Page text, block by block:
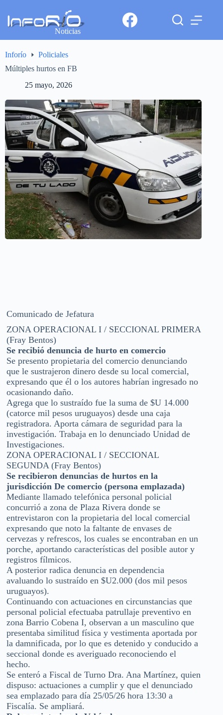
Noticias
Inforío
Policiales
Múltiples hurtos en FB
25 mayo, 2026
Comunicado de Jefatura
ZONA OPERACIONAL I / SECCIONAL PRIMERA
(Fray Bentos)
Se recibió denuncia de hurto en comercio
Se presento propietaria del comercio denunciando
que le sustrajeron dinero desde su local comercial,
expresando que él o los autores habrían ingresado no
ocasionando daño.
Agrega que lo sustraído fue la suma de $U 14.000
(catorce mil pesos uruguayos) desde una caja
registradora. Aporta cámara de seguridad para la
investigación. Trabaja en lo denunciado Unidad de
Investigaciones.
ZONA OPERACIONAL I / SECCIONAL
SEGUNDA (Fray Bentos)
Se recibieron denuncias de hurtos en la
jurisdicción De comercio (persona emplazada)
Mediante llamado telefónica personal policial
concurrió a zona de Plaza Rivera donde se
entrevistaron con la propietaria del local comercial
expresando que noto la faltante de envases de
cervezas y refrescos, los cuales se encontraban en un
porche, aportando características del posible autor y
registros fílmicos.
A posterior radica denuncia en dependencia
avaluando lo sustraído en $U2.000 (dos mil pesos
uruguayos).
Continuando con actuaciones en circunstancias que
personal policial efectuaba patrullaje preventivo en
zona Barrio Cobena I, observan a un masculino que
presentaba similitud física y vestimenta aportada por
la damnificada, por lo que es detenido y conducido a
seccional donde es averiguado reconociendo el
hecho.
Se enteró a Fiscal de Turno Dra. Ana Martínez, quien
dispuso: actuaciones a cumplir y que el denunciado
sea emplazado para día 25/05/26 hora 13:30 a
Fiscalía. Se ampliará.